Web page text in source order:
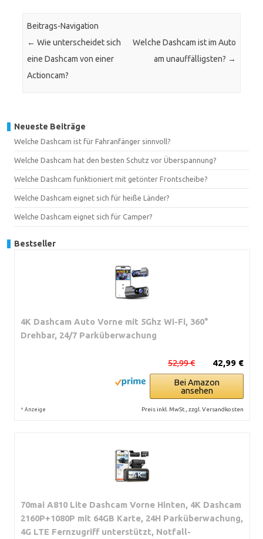
Beitrags-Navigation
← Wie unterscheidet sich
eine Dashcam von einer
Actioncam?
Welche Dashcam ist im Auto
am unauffälligsten? →
Neueste Beiträge
Welche Dashcam ist für Fahranfänger sinnvoll?
Welche Dashcam hat den besten Schutz vor Überspannung?
Welche Dashcam funktioniert mit getönter Frontscheibe?
Welche Dashcam eignet sich für heiße Länder?
Welche Dashcam eignet sich für Camper?
Bestseller
4K Dashcam Auto Vorne mit 5Ghz Wi-Fi, 360°
Drehbar, 24/7 Parküberwachung
42,99 €
52,99 €
Bei Amazon
ansehen
* Anzeige Preis inkl. MwSt., zzgl. Versandkosten
70mai A810 Lite Dashcam Vorne Hinten, 4K Dashcam
2160P+1080P mit 64GB Karte, 24H Parküberwachung,
4G LTE Fernzugriff unterstützt, Notfall-